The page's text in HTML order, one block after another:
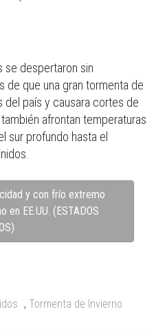
se despertaron sin
de que una gran tormenta de
del país y causara cortes de
afrontan temperaturas
sur profundo hasta el
y con frío extremo
en EE.UU. (ESTADOS
, Tormenta de Invierno